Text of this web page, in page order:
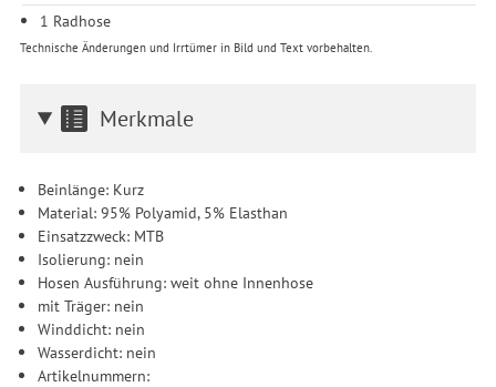
1 Radhose
Technische Änderungen und Irrtümer in Bild und Text vorbehalten.
Merkmale
Beinlänge: Kurz
Material: 95% Polyamid, 5% Elasthan
Einsatzzweck: MTB
Isolierung: nein
Hosen Ausführung: weit ohne Innenhose
mit Träger: nein
Winddicht: nein
Wasserdicht: nein
Artikelnummern: